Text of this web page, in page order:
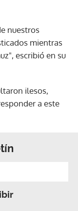
nuestros
mientras
escribió en su
ilesos,
a este